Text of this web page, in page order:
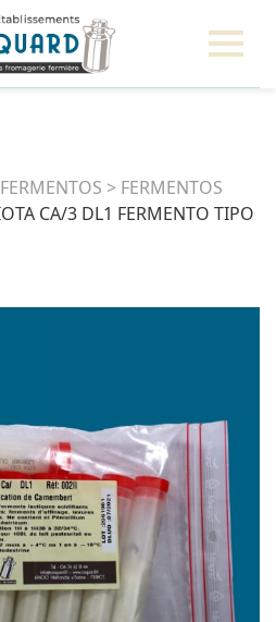
> FERMENTOS
CA/3 DL1 FERMENTO TIPO